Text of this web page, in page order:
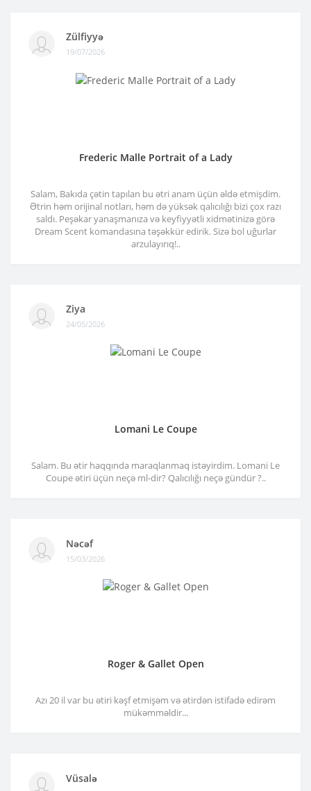
Zülfiyyə
19/07/2026
Frederic Malle Portrait of a Lady
Salam, Bakıda çətin tapılan bu ətri anam üçün əldə etmişdim.
Ətrin həm orijinal notları, həm də yüksək qalıcılığı bizi çox razı
saldı. Peşəkar yanaşmanıza və keyfiyyətli xidmətinizə görə
Dream Scent komandasına təşəkkür edirik. Sizə bol uğurlar
arzulayırıq!..
Ziya
24/05/2026
Lomani Le Coupe
Salam. Bu ətir haqqında maraqlanmaq istəyirdim. Lomani Le
Coupe ətiri üçün neçə ml-dir? Qalıcılığı neçə gündür ?..
Nəcəf
15/03/2026
Roger & Gallet Open
Azı 20 il var bu ətiri kəşf etmişəm və ətirdən istifadə edirəm
mükəmməldir...
Vüsalə